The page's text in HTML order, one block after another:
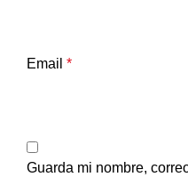
Email *
Guarda mi nombre,